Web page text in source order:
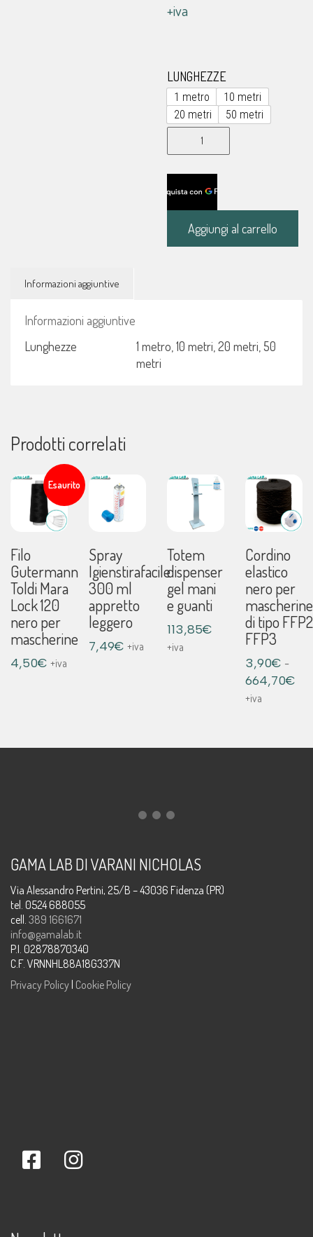
+iva
LUNGHEZZE
1 metro
10 metri
20 metri
50 metri
Ferretto
nasale
a
3mm
Aggiungi al carrello
Informazioni aggiuntive
Informazioni aggiuntive
Lunghezze
1 metro, 10 metri, 20 metri, 50
metri
Prodotti correlati
Esaurito
Filo
Gutermann
Toldi Mara
Lock 120
nero per
mascherine
4,50€ +iva
Spray
Igienstirafacile
300 ml
appretto
leggero
7,49€ +iva
Totem
dispenser
gel mani
e guanti
113,85€
+iva
Cordino
elastico
nero per
mascherine
di tipo FFP2
FFP3
3,90€ -
664,70€
+iva
GAMA LAB DI VARANI NICHOLAS
Via Alessandro Pertini, 25/B – 43036 Fidenza (PR)
tel. 0524 688055
cell. 389 1661671
info@gamalab.it
P.I. 02878870340
C.F. VRNNHL88A18G337N
Privacy Policy Cookie Policy